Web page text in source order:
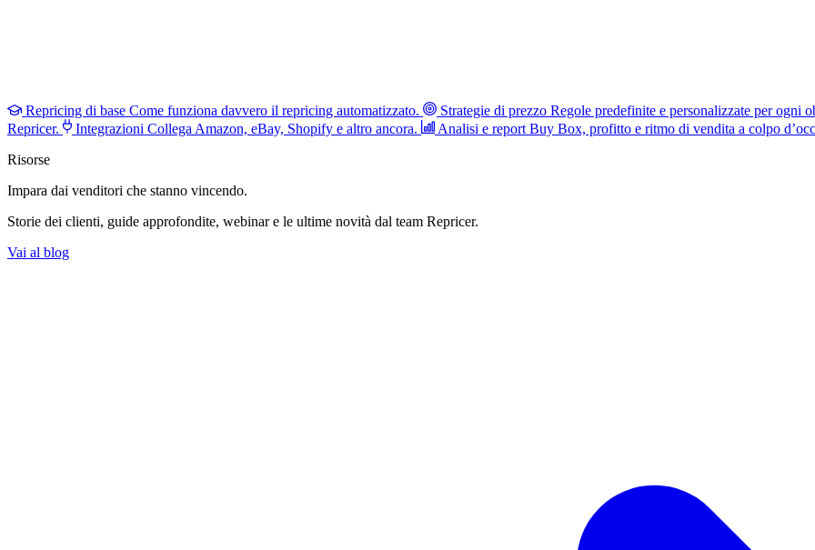
Repricing di base Come funziona davvero il repricing automatizzato. Strategie di prezzo Regole predefinite e personalizzate per ogni
Repricer.
Integrazioni Collega Amazon, eBay, Shopify e altro ancora. Analisi e report Buy Box, profitto e ritmo di vendita a colpo
Risorse
Impara dai venditori che stanno vincendo.
Storie dei clienti, guide approfondite, webinar e le ultime novità dal team Repricer.
Vai al blog